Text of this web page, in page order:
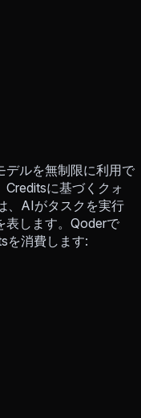
デルを無制限に利用で
Creditsに基づくクォ
、AIがタスクを実行
表します。Qoderで
を消費します: